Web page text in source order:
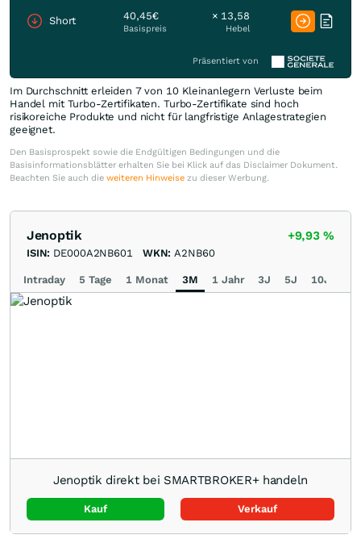
Short 40,45€
Basispreis
× 13,58
Hebel
Präsentiert von
Im Durchschnitt erleiden 7 von 10 Kleinanlegern Verluste beim
Handel mit Turbo-Zertifikaten. Turbo-Zertifikate sind hoch
risikoreiche Produkte und nicht für langfristige Anlagestrategien
geeignet.
Den Basisprospekt sowie die Endgültigen Bedingungen und die
Basisinformationsblätter erhalten Sie bei Klick auf das Disclaimer Dokument.
Beachten Sie auch die weiteren Hinweise zu dieser Werbung.
Jenoptik +9,93%
ISIN: DE000A2NB601 WKN: A2NB60
Intraday 5 Tage 1 Monat 3M 1 Jahr 3J 5J 10J
Jenoptik direkt bei SMARTBROKER+ handeln
Kauf Verkauf